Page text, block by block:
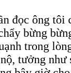
đọc ông tôi
bừng
trong
tưởng như